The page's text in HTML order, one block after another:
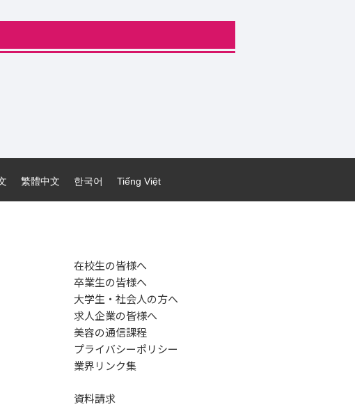
繁體中文 한국어 Tiếng Việt
在校生の皆様へ
卒業生の皆様へ
大学生・社会人の方へ
求人企業の皆様へ
美容の通信課程
プライバシーポリシー
業界リンク集
資料請求